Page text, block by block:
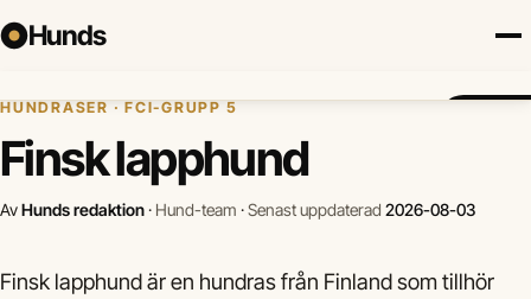
Hunds
Försäkring Hundraser Lokalt
HUNDRASER · FCI-GRUPP 5
Finsk lapphund
AvHunds redaktion· Hund-team ·Senast uppdaterad 2026-08-03
Finsk lapphund är en hundras från Finland som tillhör